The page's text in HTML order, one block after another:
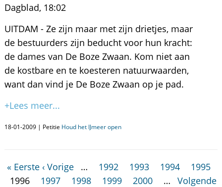
Dagblad, 18:02
UITDAM - Ze zijn maar met zijn drietjes, maar
de bestuurders zijn beducht voor hun kracht:
de dames van De Boze Zwaan. Kom niet aan
de kostbare en te koesteren natuurwaarden,
want dan vind je De Boze Zwaan op je pad.
+Lees meer...
18-01-2009 | Petitie Houd het IJmeer open
« Eerste ‹ Vorige … 1992 1993 1994
1995
1996
1997 1998 1999 2000 …
Volgende